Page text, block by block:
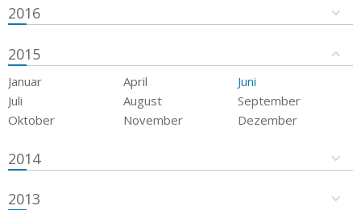
2016
2015
Januar April
Juni
Juli
August
September
Oktober
November Dezember
2014
2013